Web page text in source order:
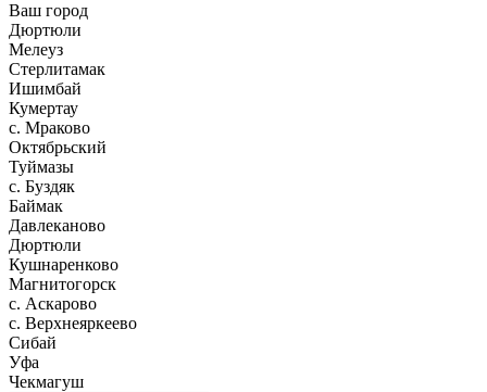
Ваш город
Дюртюли
Мелеуз
Стерлитамак
Ишимбай
Кумертау
c. Мраково
Октябрьский
Туймазы
c. Буздяк
Баймак
Давлеканово
Дюртюли
Кушнаренково
Магнитогорск
с. Аскарово
с. Верхнеяркеево
Сибай
Уфа
Чекмагуш